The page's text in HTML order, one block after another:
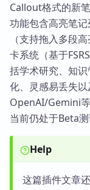
Callout格式的新
功能包含高亮笔
（支持拖入多段
卡系统（基于
括学术研究、知
化、灵感易丢失
OpenAI/Gemini
当前仍处于Beta测
Help
这篇插件文章